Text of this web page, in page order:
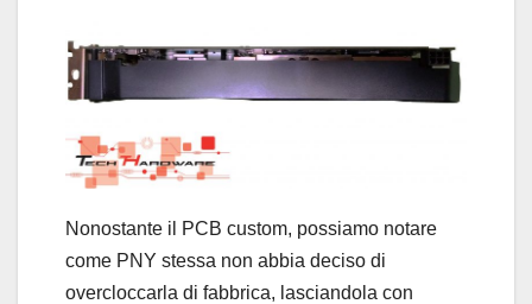
Nonostante il PCB custom, possiamo notare
come PNY stessa non abbia deciso di
overcloccarla di fabbrica, lasciandola con